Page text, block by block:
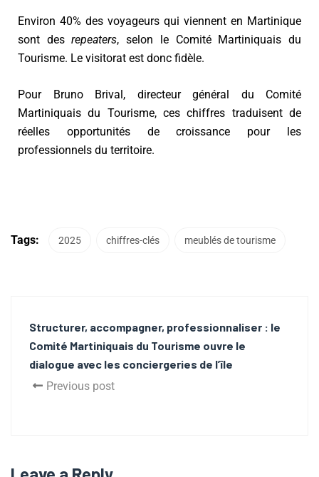
Environ 40% des voyageurs qui viennent en Martinique
sont desrepeaters, selon le Comité Martiniquais du
Tourisme. Le visitorat est donc fidèle.
Pour Bruno Brival, directeur général du Comité
Martiniquais du Tourisme, ces chiffres traduisent de
réelles opportunités de croissance pour les
professionnels du territoire.
Tags: 2025 chiffres-clés meublés de tourisme
Structurer, accompagner, professionnaliser : le
Comité Martiniquais du Tourisme ouvre le
dialogue avec les conciergeries de l’île
Previous post